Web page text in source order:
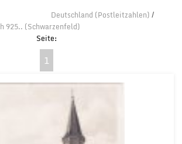
Deutschland (Postleitzahlen) /
925.. (Schwarzenfeld)
1